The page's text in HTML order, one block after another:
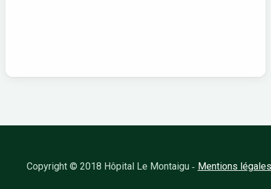
Copyright © 2018 Hôpital Le Montaigu- Mentions légales